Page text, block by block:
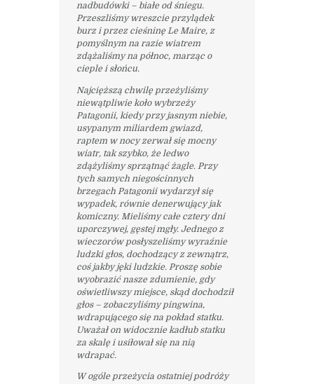
nadbudówki – białe od śniegu.
Przeszliśmy wreszcie przylądek
burz i przez cieśninę Le Maire, z
pomyślnym na razie wiatrem
zdążaliśmy na północ, marząc o
cieple i słońcu.
Najcięższą chwilę przeżyliśmy
niewątpliwie koło wybrzeży
Patagonii, kiedy przy jasnym niebie,
usypanym miliardem gwiazd,
raptem w nocy zerwał się mocny
wiatr, tak szybko, że ledwo
zdążyliśmy sprzątnąć żagle. Przy
tych samych niegościnnych
brzegach Patagonii wydarzył się
wypadek, równie denerwujący jak
komiczny. Mieliśmy całe cztery dni
uporczywej, gęstej mgły. Jednego z
wieczorów posłyszeliśmy wyraźnie
ludzki głos, dochodzący z zewnątrz,
coś jakby jęki ludzkie. Proszę sobie
wyobrazić nasze zdumienie, gdy
oświetliwszy miejsce, skąd dochodził
głos – zobaczyliśmy pingwina,
wdrapującego się na pokład statku.
Uważał on widocznie kadłub statku
za skalę i usiłował się na nią
wdrapać.
W ogóle przeżycia ostatniej podróży